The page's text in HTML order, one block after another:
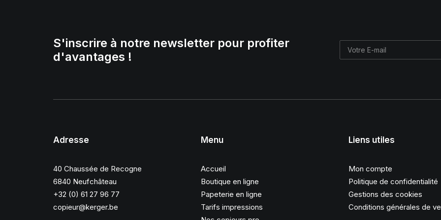
S'inscrire à notre newsletter pour profiter
d'avantages !
Adresse
40 Chaussée de Recogne
6840 Neufchâteau
+32 (0) 61 27 96 77
copieur@kerger.be
Menu
Accueil
Boutique en ligne
Papeterie en ligne
Tarifs impressions
Liens utiles
Mon compte
Politique de confidentialité
Gestions des cookies
Conditions générales de